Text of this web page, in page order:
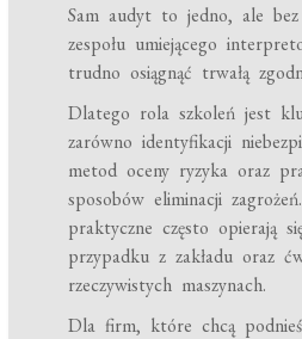
Sam audyt to jedno, ale
zespołu umiejącego
trudno osiągnąć trwałą
Dlatego rola szkoleń jest
zarówno identyfikacji
metod oceny ryzyka oraz
sposobów eliminacji
praktyczne często opierają
przypadku z zakładu oraz
rzeczywistych maszynach.
Dla firm, które chcą